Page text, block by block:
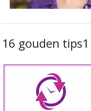
16 gouden tips1